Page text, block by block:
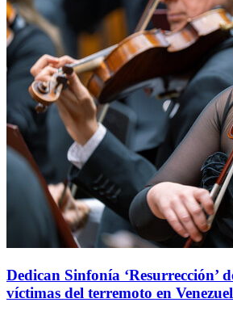
Dedican Sinfonía ‘Resurrección’
víctimas del terremoto en